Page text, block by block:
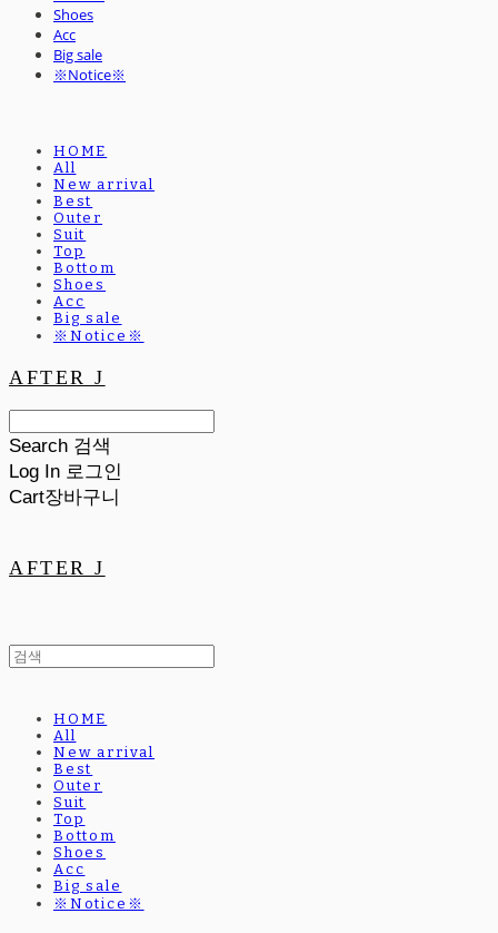
Shoes
Acc
Big sale
※Notice※
HOME
All
New arrival
Best
Outer
Suit
Top
Bottom
Shoes
Acc
Big sale
※Notice※
AFTER J
Search 검색
Log In 로그인
Cart장바구니
AFTER J
HOME
All
New arrival
Best
Outer
Suit
Top
Bottom
Shoes
Acc
Big sale
※Notice※